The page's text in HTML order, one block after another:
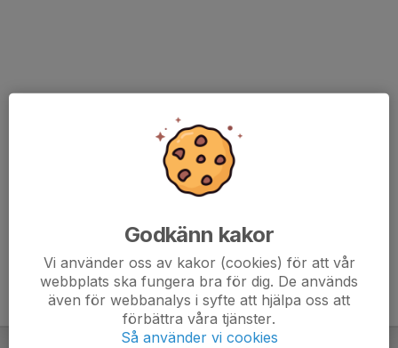
Godkänn kakor
Vi använder oss av kakor (cookies) för att vår
webbplats ska fungera bra för dig. De används
även för webbanalys i syfte att hjälpa oss att
förbättra våra tjänster.
Så använder vi cookies